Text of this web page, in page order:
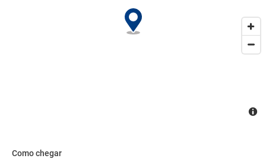
Como chegar